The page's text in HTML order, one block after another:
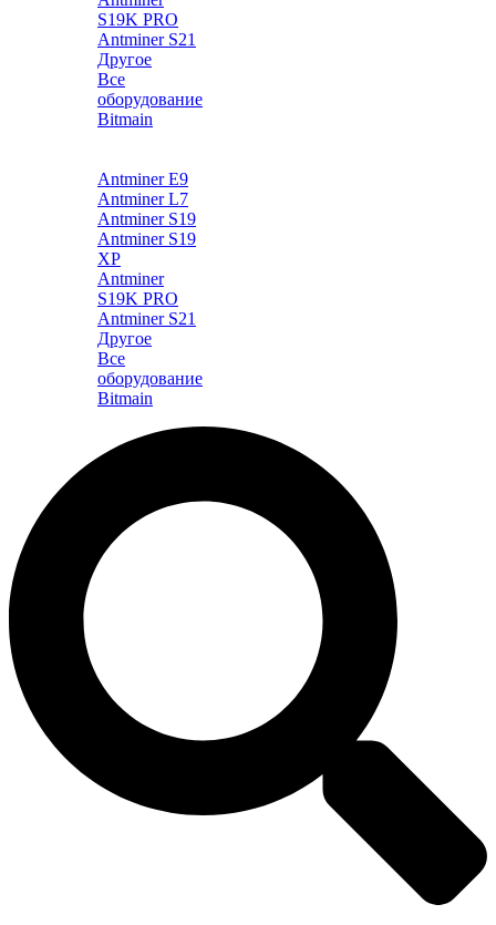
S19K PRO
Antminer S21
Другое
Все
оборудование
Bitmain
Antminer E9
Antminer L7
Antminer S19
Antminer S19
XP
Antminer
S19K PRO
Antminer S21
Другое
Все
оборудование
Bitmain